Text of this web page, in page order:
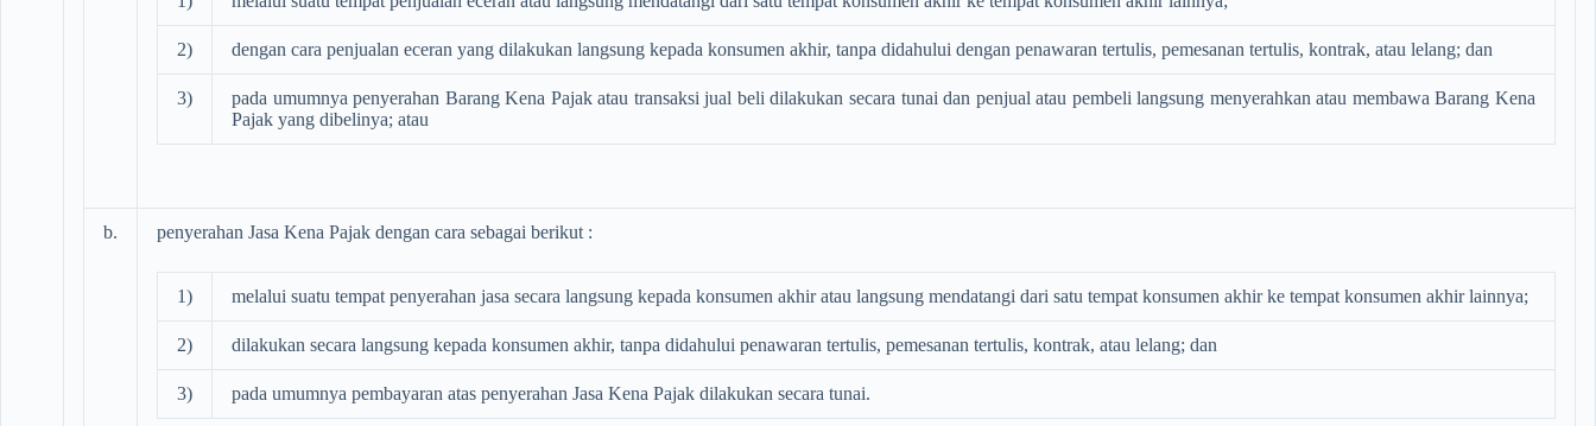
2) dengan cara penjualan eceran yang dilakukan langsung kepada konsumen akhir, tanpa didahului dengan penawaran tertulis, pemesanan tertulis, kontrak, atau lelang; dan
3)
pada umumnya penyerahan Barang Kena Pajak atau transaksi jual beli dilakukan secara tunai dan penjual atau pembeli langsung menyerahkan atau membawa Barang Kena
Pajak yang dibelinya; atau
b. penyerahan Jasa Kena Pajak dengan cara sebagai berikut :
1) melalui suatu tempat penyerahan jasa secara langsung kepada konsumen akhir atau langsung mendatangi dari satu tempat konsumen akhir ke tempat konsumen akhir lainnya;
2) dilakukan secara langsung kepada konsumen akhir, tanpa didahului penawaran tertulis, pemesanan tertulis, kontrak, atau lelang; dan
3) pada umumnya pembayaran atas penyerahan Jasa Kena Pajak dilakukan secara tunai.